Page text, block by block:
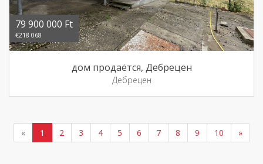
79 900 000 Ft
€218 068
дом продаётся, Дебрецен
Дебрецен
« 1 2 3 4 5 6 7 8 9 10 »